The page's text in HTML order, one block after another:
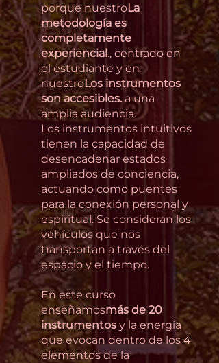
porque nuestroLa
metodología es
completamente
experiencial., centrado en
el estudiante y en
nuestroLos instrumentos
son accesibles.a una
amplia audiencia.
Los instrumentos intuitivos
tienen la capacidad de
desencadenar estados
ampliados de conciencia,
actuando como puentes
para la conexión personal y
espiritual. Se consideran los
vehículos que nos
transportan a través del
espacio y el tiempo.
En este curso
enseñamosmás de 20
instrumentos y la energía
que evocan dentro de los 4
elementos de la